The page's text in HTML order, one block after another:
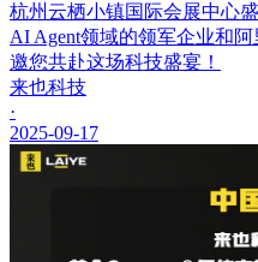
杭州云栖小镇国际会展中心
AI Agent领域的领军企业和
邀您共赴这场科技盛宴！
来也科技
·
2025-09-17